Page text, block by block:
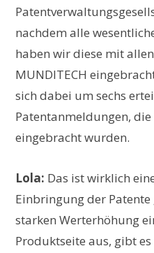
nachdem alle
haben wir diese mit
MUNDITECH
sich dabei um sechs
Patentanmeldungen, die
eingebracht wurden.
Lola: Das ist wirklich
Einbringung der
starken Werterhöhung
Produktseite aus, gibt